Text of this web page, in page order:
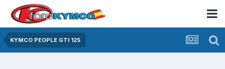
KYMCO PEOPLE GTI 125